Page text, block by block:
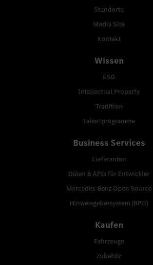
Standorte
Media Site
Kontakt
Wissen
ESG
Intellectual Property
Tradition
Talentprogramme
Business Services
Lieferanten
Daten & APIs für Entwickler
Mercedes-Benz Open Source
Hinweisgebersystem (BPO)
Kaufen
Fahrzeuge
Zubehör